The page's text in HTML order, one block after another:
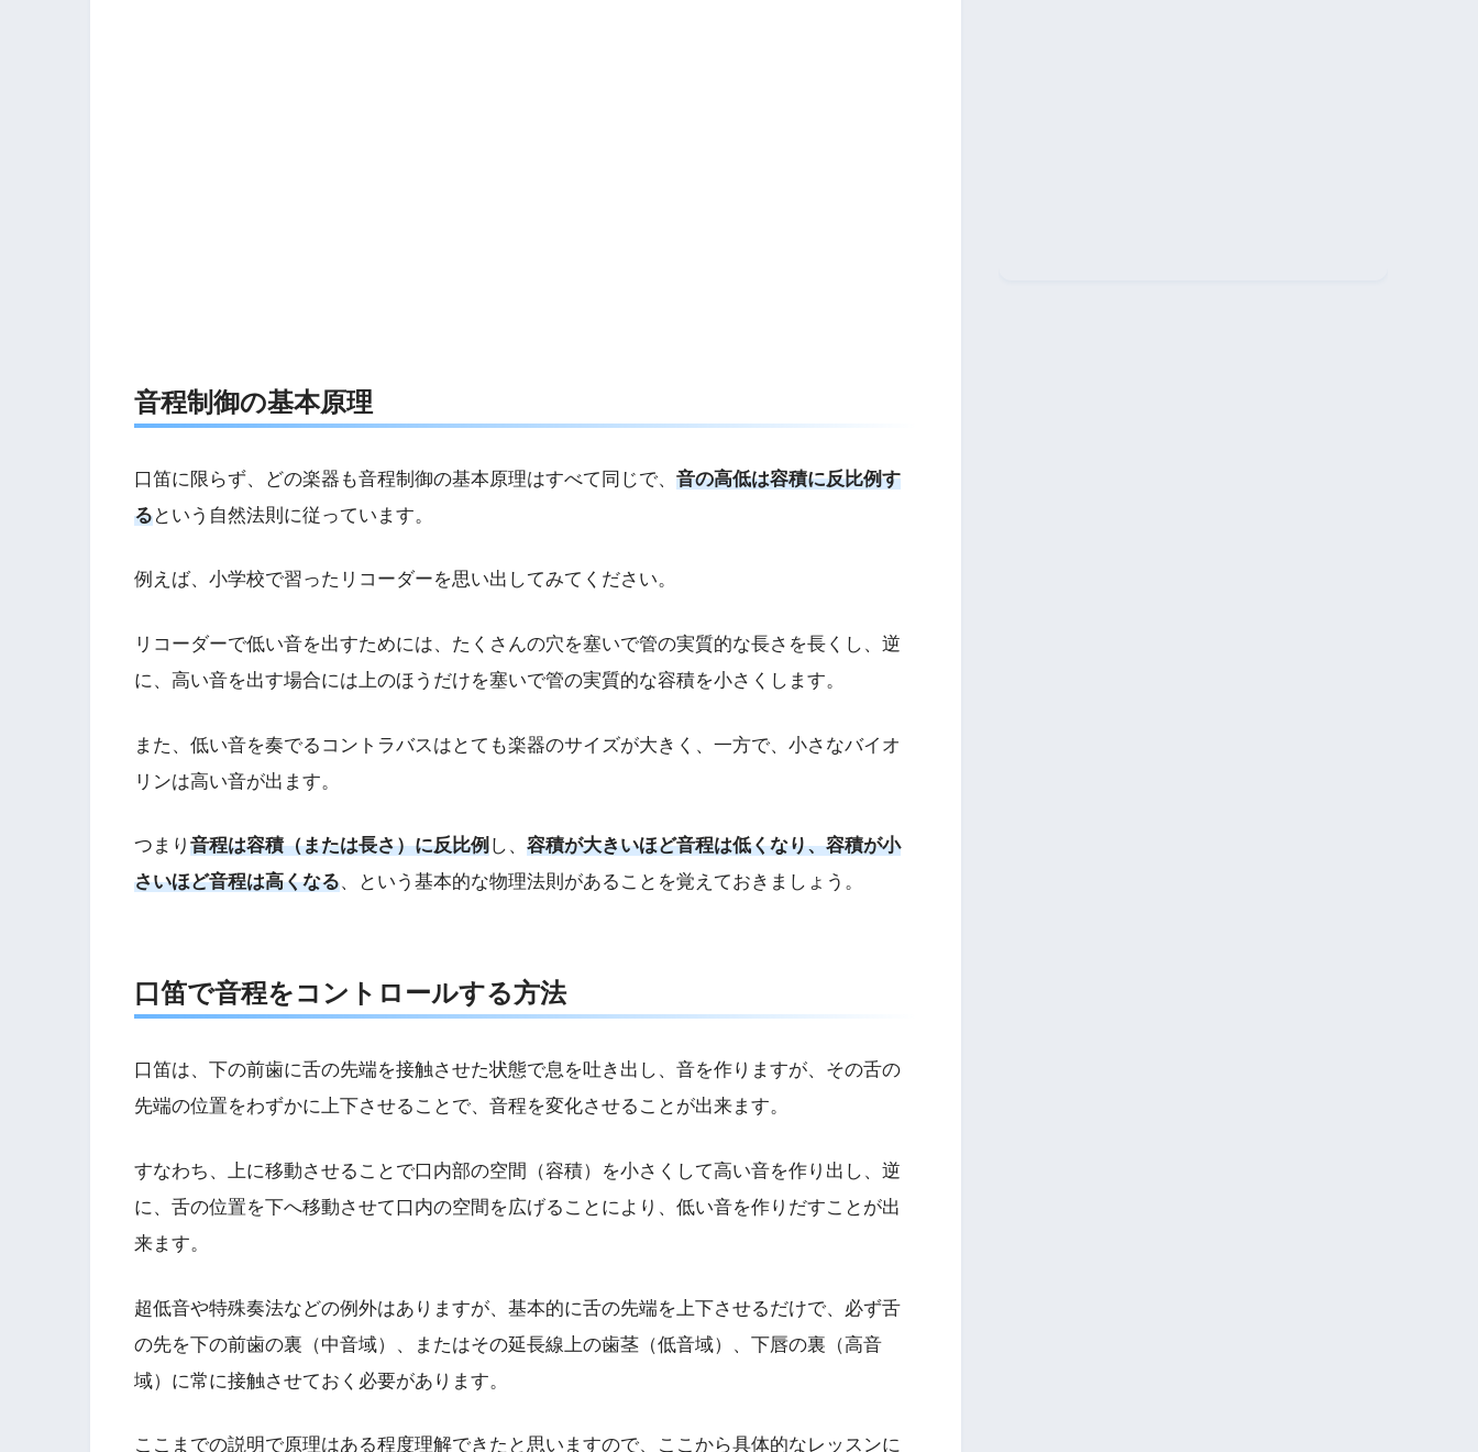
音程制御の基本原理
口笛に限らず、どの楽器も音程制御の基本原理はすべて同じで、 音の高低は容積に反比例す
るという自然法則に従っています。
例えば、小学校で習ったリコーダーを思い出してみてください。
リコーダーで低い音を出すためには、たくさんの穴を塞いで管の実質的な長さを長くし、逆
に、高い音を出す場合には上のほうだけを塞いで管の実質的な容積を小さくします。
また、低い音を奏でるコントラバスはとても楽器のサイズが大きく、一方で、小さなバイオ
リンは高い音が出ます。
つまり 音程は容積（または長さ）に反比例し、 容積が大きいほど音程は低くなり、容積が小
さいほど音程は高くなる、という基本的な物理法則があることを覚えておきましょう。
口笛で音程をコントロールする方法
口笛は、下の前歯に舌の先端を接触させた状態で息を吐き出し、音を作りますが、その舌の
先端の位置をわずかに上下させることで、音程を変化させることが出来ます。
すなわち、上に移動させることで口内部の空間（容積）を小さくして高い音を作り出し、逆
に、舌の位置を下へ移動させて口内の空間を広げることにより、低い音を作りだすことが出
来ます。
超低音や特殊奏法などの例外はありますが、基本的に舌の先端を上下させるだけで、必ず舌
の先を下の前歯の裏（中音域）、またはその延長線上の歯茎（低音域）、下唇の裏（高音
域）に常に接触させておく必要があります。
ここまでの説明で原理はある程度理解できたと思いますので、ここから具体的なレッスンに